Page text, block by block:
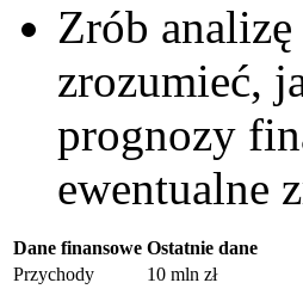
Zrób analizę
zrozumieć,
prognozy
ewentualne
Dane ⁤finansowe Ostatnie dane
Przychody
10 mln zł